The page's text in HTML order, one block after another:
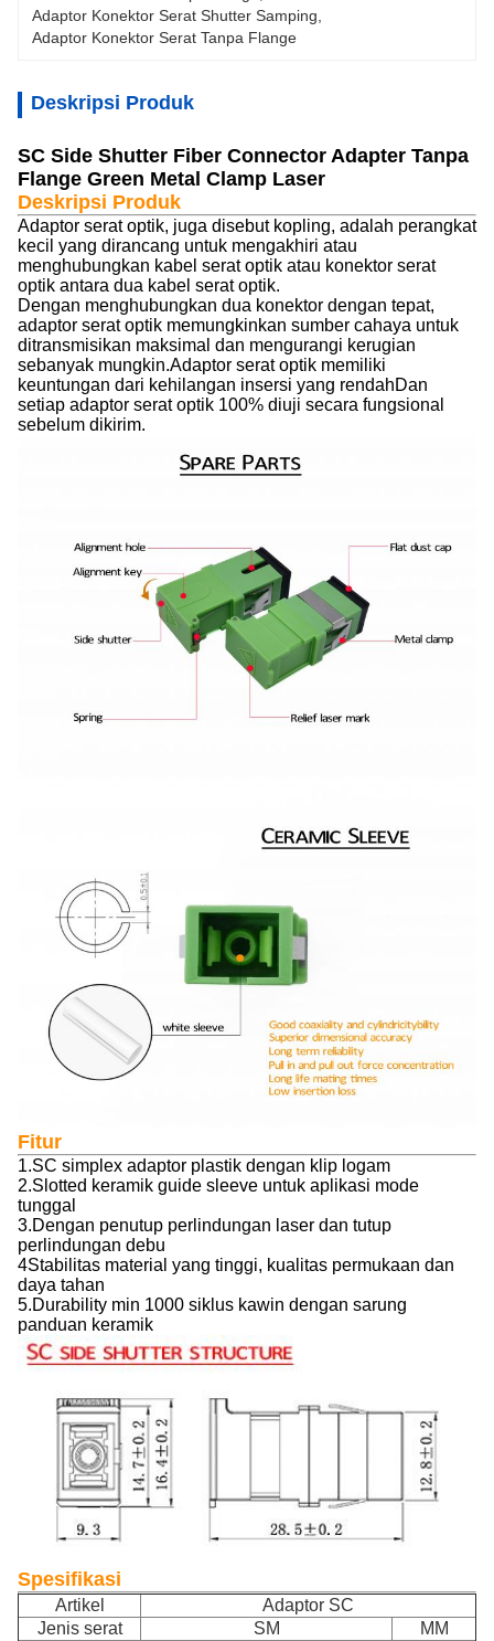
Adaptor Konektor Serat Shutter Samping
Adaptor Konektor Serat Tanpa Flange
Deskripsi Produk
SC Side Shutter Fiber Connector Adapter Tanpa
Flange Green Metal Clamp Laser
Deskripsi Produk
Adaptor serat optik, juga disebut kopling, adalah perangkat
kecil yang dirancang untuk mengakhiri atau
menghubungkan kabel serat optik atau konektor serat
optik antara dua kabel serat optik.
Dengan menghubungkan dua konektor dengan tepat,
adaptor serat optik memungkinkan sumber cahaya untuk
ditransmisikan maksimal dan mengurangi kerugian
sebanyak mungkin.Adaptor serat optik memiliki
keuntungan dari kehilangan insersi yang rendahDan
setiap adaptor serat optik 100% diuji secara fungsional
sebelum dikirim.
Fitur
1.SC simplex adaptor plastik dengan klip logam
2.Slotted keramik guide sleeve untuk aplikasi mode
tunggal
3.Dengan penutup perlindungan laser dan tutup
perlindungan debu
4Stabilitas material yang tinggi, kualitas permukaan dan
daya tahan
5.Durability min 1000 siklus kawin dengan sarung
panduan keramik
Spesifikasi
Artikel
Adaptor SC
Jenis serat
SM
MM